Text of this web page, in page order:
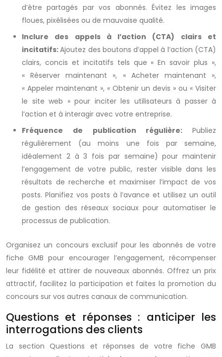
d’être partagés par vos abonnés. Évitez les images
floues, pixélisées ou de mauvaise qualité.
Inclure des appels à l’action (CTA) clairs et
incitatifs:Ajoutez des boutons d’appel à l’action (CTA)
clairs, concis et incitatifs tels que « En savoir plus »,
« Réserver maintenant », « Acheter maintenant »,
« Appeler maintenant », « Obtenir un devis » ou « Visiter
le site web » pour inciter les utilisateurs à passer à
l’action et à interagir avec votre entreprise.
Fréquence de publication régulière: Publiez
régulièrement (au moins une fois par semaine,
idéalement 2 à 3 fois par semaine) pour maintenir
l’engagement de votre public, rester visible dans les
résultats de recherche et maximiser l’impact de vos
posts. Planifiez vos posts à l’avance et utilisez un outil
de gestion des réseaux sociaux pour automatiser le
processus de publication.
Organisez un concours exclusif pour les abonnés de votre
fiche GMB pour encourager l’engagement, récompenser
leur fidélité et attirer de nouveaux abonnés. Offrez un prix
attractif, facilitez la participation et faites la promotion du
concours sur vos autres canaux de communication.
Questions et réponses : anticiper les
interrogations des clients
La section Questions et réponses de votre fiche GMB